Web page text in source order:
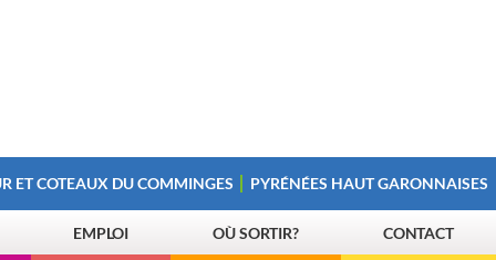
ET COTEAUX DU COMMINGES PYRÉNÉES HAUT GARONNAISES
EMPLOI OÙ SORTIR? CONTACT